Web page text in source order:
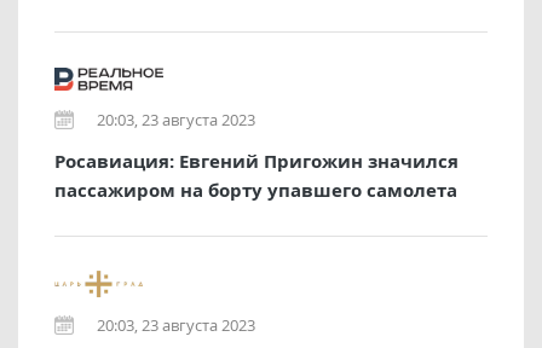
20:03, 23 августа 2023
Росавиация: Евгений Пригожин значился
пассажиром на борту упавшего самолета
20:03, 23 августа 2023